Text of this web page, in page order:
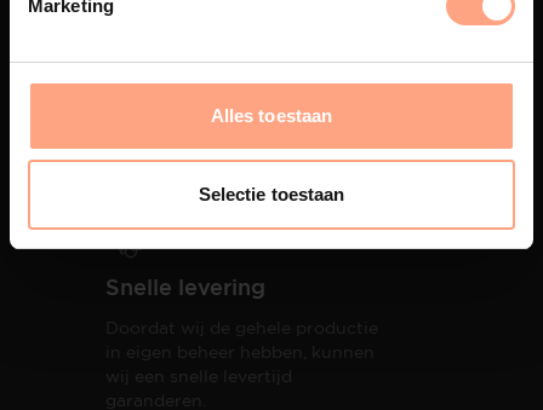
Marketing
Alles toestaan
Selectie toestaan
PUUUR biedt volledige
totale woonbeleving.
Snelle levering
Doordat wij de gehele productie
in eigen beheer hebben, kunnen
wij een snelle levertijd
garanderen.